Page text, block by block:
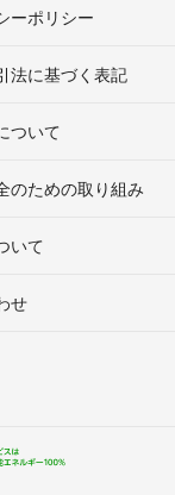
ーポリシー
法に基づく表記
ついて
のための取り組み
いて
せ